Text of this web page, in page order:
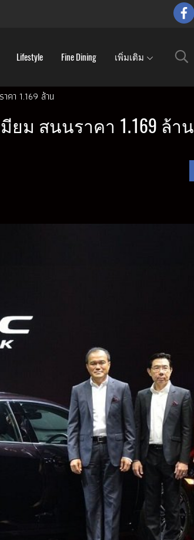
Lifestyle Fine Dining เพิ่มเติม
คา 1.169 ล้าน
มียม สนนราคา 1.169 ล้าน